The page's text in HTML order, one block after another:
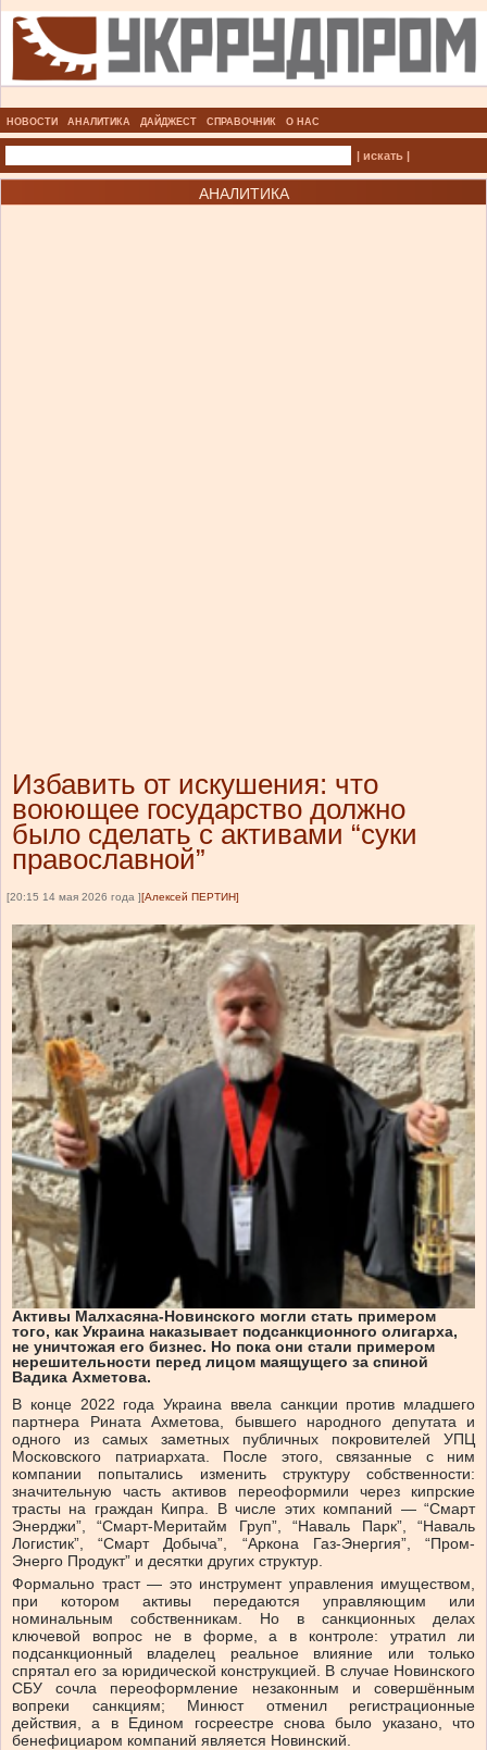
НОВОСТИ АНАЛИТИКА ДАЙДЖЕСТ СПРАВОЧНИК О НАС
| искать |
АНАЛИТИКА
Избавить от искушения: что
воюющее государство должно
было сделать с активами “суки
православной”
[20:15 14 мая 2026 года ] [Алексей ПЕРТИН]
Активы Малхасяна-Новинского могли стать примером
того, как Украина наказывает подсанкционного олигарха,
не уничтожая его бизнес. Но пока они стали примером
нерешительности перед лицом маящущего за спиной
Вадика Ахметова.
В конце 2022 года Украина ввела санкции против младшего
партнера Рината Ахметова, бывшего народного депутата и
одного из самых заметных публичных покровителей УПЦ
Московского патриархата. После этого, связанные с ним
компании попытались изменить структуру собственности:
значительную часть активов переоформили через кипрские
трасты на граждан Кипра. В числе этих компаний — “Смарт
Энерджи”, “Смарт-Меритайм Груп”, “Наваль Парк”, “Наваль
Логистик”, “Смарт Добыча”, “Аркона Газ-Энергия”, “Пром-
Энерго Продукт” и десятки других структур.
Формально траст — это инструмент управления имуществом,
при котором активы передаются управляющим или
номинальным собственникам. Но в санкционных делах
ключевой вопрос не в форме, а в контроле: утратил ли
подсанкционный владелец реальное влияние или только
спрятал его за юридической конструкцией. В случае Новинского
СБУ сочла переоформление незаконным и совершённым
вопреки санкциям; Минюст отменил регистрационные
действия, а в Едином госреестре снова было указано, что
бенефициаром компаний является Новинский.